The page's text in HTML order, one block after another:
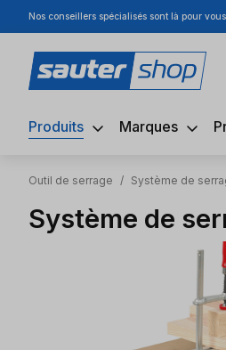
au contenu principal
Passer à la recherche
Passer à la navigation
Nos conseillers spécialisés sont là pour
Produits Marques
Outil de serrage / Système de
Système de